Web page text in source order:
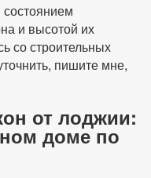
и высотой их
со строительных
пишите мне,
от лоджии:
доме по